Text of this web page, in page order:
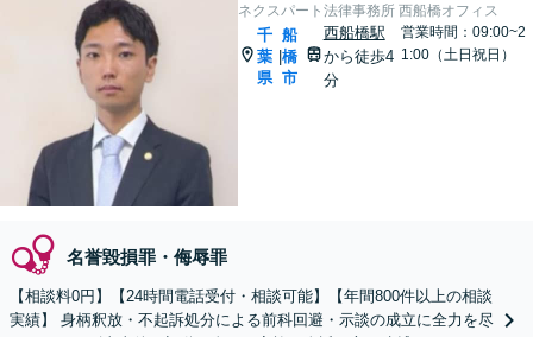
ネクスパート法律事務所 西船橋オフィス
千
葉
県
|
船
橋
市
西船橋駅
から徒歩4
分
営業時間：09:00~2
1:00（土日祝日）
名誉毀損罪・侮辱罪
【相談料0円】【24時間電話受付・相談可能】【年間800件以上の相談
実績】 身柄釈放・不起訴処分による前科回避・示談の成立に全力を尽